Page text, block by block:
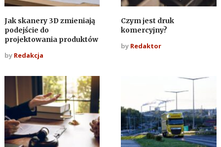
Jak skanery 3D zmieniają
podejście do
projektowania produktów
by Redakcja
Czym jest druk
komercyjny?
by Redaktor